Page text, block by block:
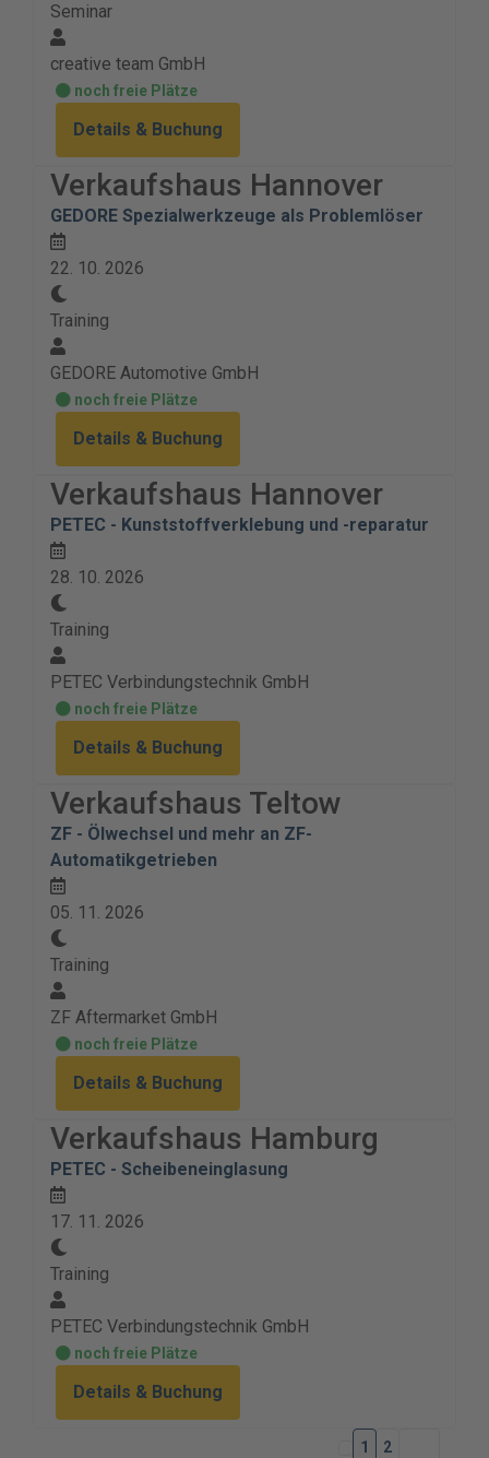
Seminar
creative team GmbH
noch freie Plätze
Details & Buchung
Verkaufshaus Hannover
GEDORE Spezialwerkzeuge als Problemlöser
22. 10. 2026
Training
GEDORE Automotive GmbH
noch freie Plätze
Details & Buchung
Verkaufshaus Hannover
PETEC - Kunststoffverklebung und -reparatur
28. 10. 2026
Training
PETEC Verbindungstechnik GmbH
noch freie Plätze
Details & Buchung
Verkaufshaus Teltow
ZF - Ölwechsel und mehr an ZF-
Automatikgetrieben
05. 11. 2026
Training
ZF Aftermarket GmbH
noch freie Plätze
Details & Buchung
Verkaufshaus Hamburg
PETEC - Scheibeneinglasung
17. 11. 2026
Training
PETEC Verbindungstechnik GmbH
noch freie Plätze
Details & Buchung
1 2